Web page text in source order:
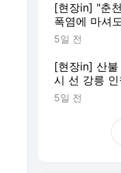
[현장in] "춘
폭염에 마셔
안내 없어 시
5일 전
[현장in] 산
시 선 강릉
문턱부터 낮췄
5일 전